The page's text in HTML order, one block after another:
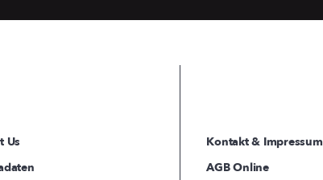
Us
Kontakt & Impressum
AGB Online